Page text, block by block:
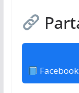
Facebook